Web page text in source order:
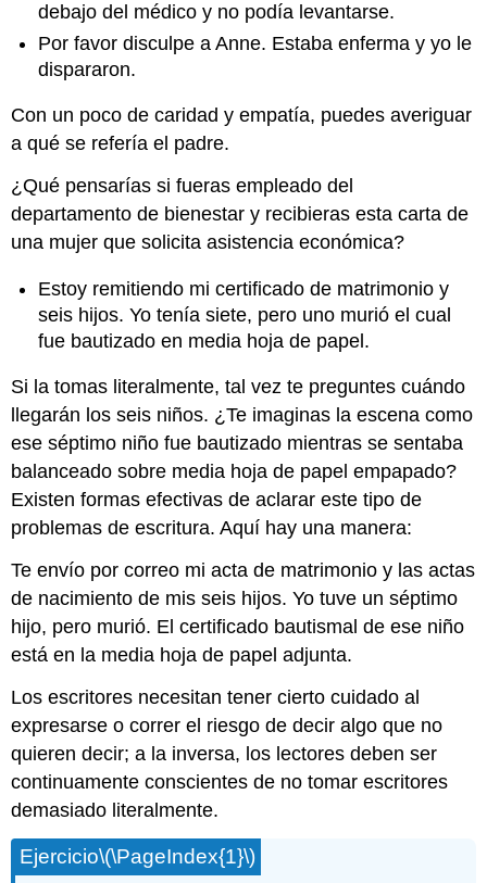
debajo del médico y no podía levantarse.
Por favor disculpe a Anne. Estaba enferma y yo le
dispararon.
Con un poco de caridad y empatía, puedes averiguar
a qué se refería el padre.
¿Qué pensarías si fueras empleado del
departamento de bienestar y recibieras esta carta de
una mujer que solicita asistencia económica?
Estoy remitiendo mi certificado de matrimonio y
seis hijos. Yo tenía siete, pero uno murió el cual
fue bautizado en media hoja de papel.
Si la tomas literalmente, tal vez te preguntes cuándo
llegarán los seis niños. ¿Te imaginas la escena como
ese séptimo niño fue bautizado mientras se sentaba
balanceado sobre media hoja de papel empapado?
Existen formas efectivas de aclarar este tipo de
problemas de escritura. Aquí hay una manera:
Te envío por correo mi acta de matrimonio y las actas
de nacimiento de mis seis hijos. Yo tuve un séptimo
hijo, pero murió. El certificado bautismal de ese niño
está en la media hoja de papel adjunta.
Los escritores necesitan tener cierto cuidado al
expresarse o correr el riesgo de decir algo que no
quieren decir; a la inversa, los lectores deben ser
continuamente conscientes de no tomar escritores
demasiado literalmente.
Ejercicio\(\PageIndex{1}\)